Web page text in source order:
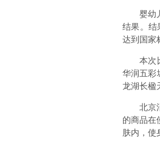
婴幼儿
结果。结
达到国家
本次比
华润五彩
龙湖长楹
北京消
的商品在
肤内，使